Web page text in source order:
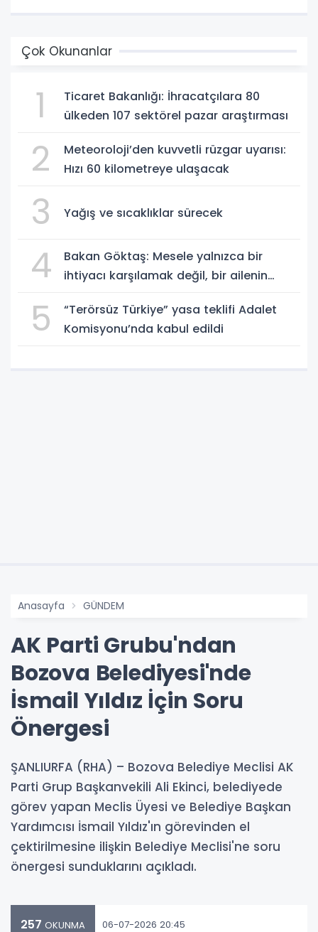
Çok Okunanlar
1
Ticaret Bakanlığı: İhracatçılara 80
ülkeden 107 sektörel pazar araştırması
2
Meteoroloji’den kuvvetli rüzgar uyarısı:
Hızı 60 kilometreye ulaşacak
3 Yağış ve sıcaklıklar sürecek
4
Bakan Göktaş: Mesele yalnızca bir
ihtiyacı karşılamak değil, bir ailenin
5
“Terörsüz Türkiye” yasa teklifi Adalet
Komisyonu’nda kabul edildi
Anasayfa GÜNDEM
AK Parti Grubu'ndan
Bozova Belediyesi'nde
İsmail Yıldız İçin Soru
Önergesi
ŞANLIURFA (RHA) – Bozova Belediye Meclisi AK
Parti Grup Başkanvekili Ali Ekinci, belediyede
görev yapan Meclis Üyesi ve Belediye Başkan
Yardımcısı İsmail Yıldız'ın görevinden el
çektirilmesine ilişkin Belediye Meclisi'ne soru
önergesi sunduklarını açıkladı.
257 OKUNMA 06-07-2026 20:45